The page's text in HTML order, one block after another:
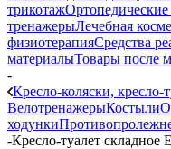
трикотаж
тренажерыЛечебная
физиотерапияСредства
материалыТовары после
-
Кресло-коляски, кресло-
ВелотренажерыКостыли
ходунки
-Кресло-туалет складное